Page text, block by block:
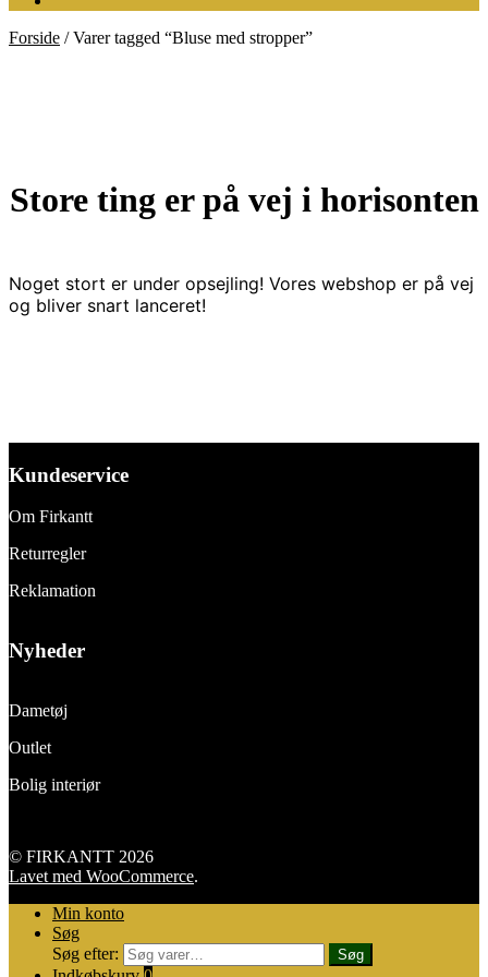
Forside /Varer tagged “Bluse med stropper”
Store ting er på vej i horisonten
Noget stort er under opsejling! Vores webshop er på vej
og bliver snart lanceret!
Kundeservice
Om Firkantt
Returregler
Reklamation
Nyheder
Dametøj
Outlet
Bolig interiør
© FIRKANTT 2026
Lavet med WooCommerce.
Min konto
Søg
Søg efter:
Søg